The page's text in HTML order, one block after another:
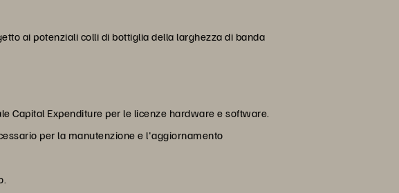
ai potenziali colli di bottiglia della larghezza di banda
Capital Expenditure per le licenze hardware e software.
per la manutenzione e l'aggiornamento